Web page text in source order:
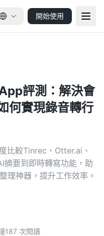
開始使用
評測：解決會
何實現錄音轉行
比較Tinrec、Otter.ai、
要到即時轉寫功能，助
理神器，提升工作效率。
187 次閱讀